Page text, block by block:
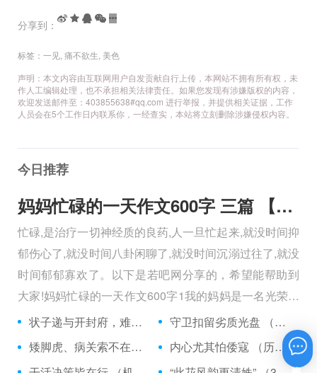
分享到：
标签： 一见 痛不欲生 美色
声明：本文内容由互联网用户自发贡献自行上传，本网站不拥有所有权，未
作人工编辑处理，也不承担相关法律责任。如果您发现有涉嫌版权的内容，
欢迎发送邮件至：403855638#qq.com 进行举报，并提供相关证据，工作
人员会在5个工作日内联系你，一经查实，本站将立刻删除涉嫌侵权内容。
今日推荐
妈妈忙碌的一天作文600字 三篇 【600字】
忙碌,是治疗一切神经质的良药,人一旦忙起来,就没时间抑
郁伤心了,就没时间八卦闲聊了,就没时间沉溺过往了,就没
时间郁郁寡欢了。以下是若吧网分享的，希望能帮助到
大家!妈妈忙碌的一天作文600字1我的妈妈是一名光荣的
人民警察，她总有做不完的事情。
状子递与开封府，难忍怒气心中生 （5字口语）
守卫扣留劣质光盘 （5字常言）
矮脚虎、病关索不在，智多星、行者前往此处 （七字俗语）
内心尤其怕倭寇 （历法用语一卷帘）